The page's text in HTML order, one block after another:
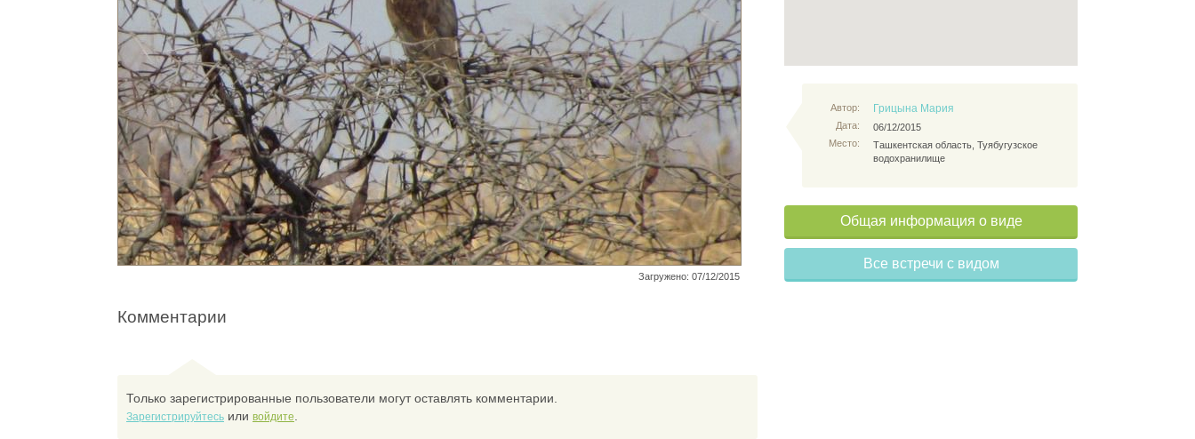
Загружено: 07/12/2015
Автор:
Дата:
Место:
Грицына Мария
06/12/2015
Ташкентская область, Туябугузское
водохранилище
Общая информация о виде
Все встречи с видом
Комментарии
Только зарегистрированные пользователи могут оставлять комментарии.
Зарегистрируйтесь или войдите